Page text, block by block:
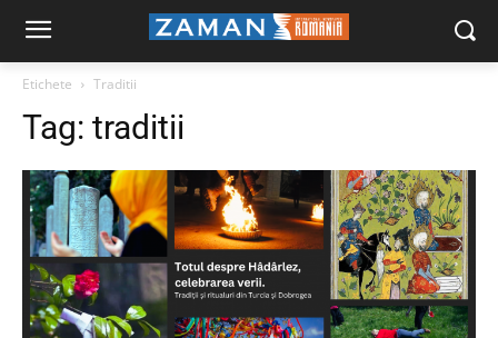
Etichete Traditii
Tag: traditii